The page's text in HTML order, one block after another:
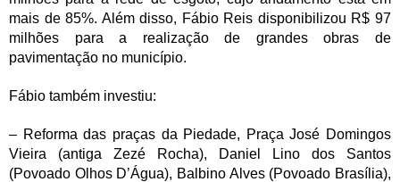
mais de 85%. Além disso, Fábio Reis disponibilizou R$ 97
milhões para a realização de grandes obras de
pavimentação no município.
Fábio também investiu:
– Reforma das praças da Piedade, Praça José Domingos
Vieira (antiga Zezé Rocha), Daniel Lino dos Santos
(Povoado Olhos D’Água), Balbino Alves (Povoado Brasília),